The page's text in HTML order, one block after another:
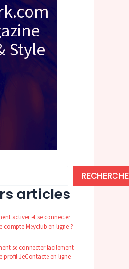
Style
articles
activer et se connecter
compte Meyclub en ligne ?
se connecter facilement
profil JeContacte en ligne